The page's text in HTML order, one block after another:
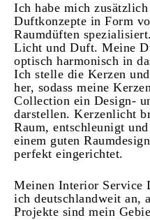
Ich habe mich
Duftkonzepte in Form
Raumdüften
Licht und Duft. Meine
optisch harmonisch in
Ich stelle die Kerzen
her, sodass meine
Collection ein Design-
darstellen. Kerzenlicht
Raum, entschleunigt
einem guten
perfekt eingerichtet.
Meinen Interior Service
ich deutschlandweit an,
Projekte sind mein